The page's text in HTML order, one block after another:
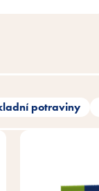
potraviny